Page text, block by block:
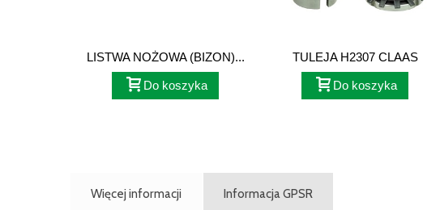
LISTWA NOŻOWA (BIZON)...
Do koszyka
TULEJA H2307 CLAAS
239127, 500832
Do koszyka
Więcej informacji Informacja GPSR